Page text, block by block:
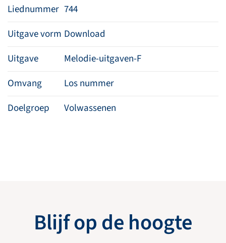
Liednummer 744
Uitgave vorm Download
Uitgave
Melodie-uitgaven-F
Omvang
Los nummer
Doelgroep
Volwassenen
Blijf op de hoogte